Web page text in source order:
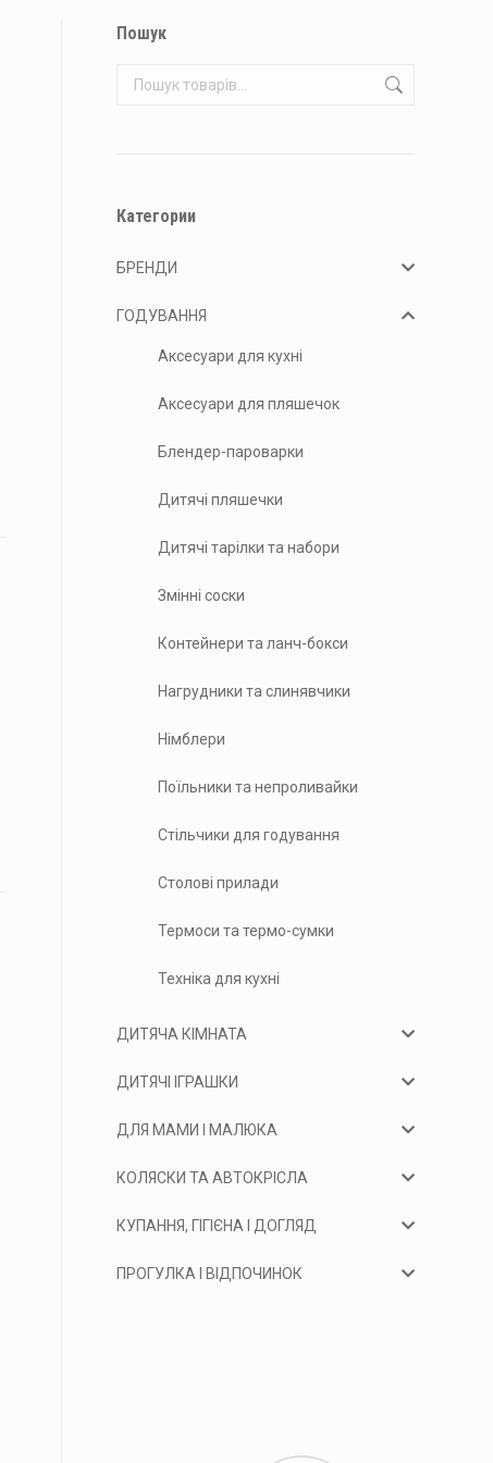
Пошук
Категории
БРЕНДИ
ГОДУВАННЯ
Аксесуари для кухні
Аксесуари для пляшечок
Блендер-пароварки
Дитячі пляшечки
Дитячі тарілки та набори
Змінні соски
Контейнери та ланч-бокси
Нагрудники та слинявчики
Німблери
Поїльники та непроливайки
Стільчики для годування
Столові прилади
Термоси та термо-сумки
Техніка для кухні
ДИТЯЧА КІМНАТА
ДИТЯЧІ ІГРАШКИ
ДЛЯ МАМИ І МАЛЮКА
КОЛЯСКИ ТА АВТОКРІСЛА
КУПАННЯ, ГІГІЄНА І ДОГЛЯД
ПРОГУЛКА І ВІДПОЧИНОК